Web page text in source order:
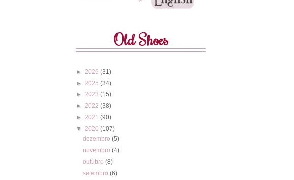
Old Shoes
► 2026 (31)
► 2025 (34)
► 2023 (15)
► 2022 (38)
► 2021 (90)
▼ 2020 (107)
dezembro(5)
novembro(4)
outubro(8)
setembro(6)